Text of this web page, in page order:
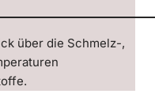
über die Schmelz-,